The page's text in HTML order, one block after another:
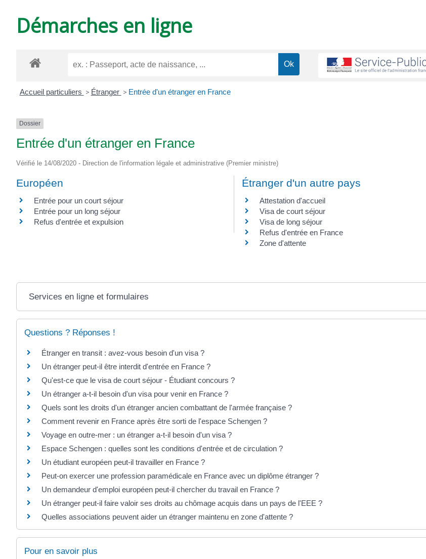
VARZAY
Démarches en ligne
Accueil particuliers > Étranger > Entrée d'un étranger en France
Dossier
Entrée d'un étranger en France
Vérifié le 14/08/2020 - Direction de l'information légale et administrative (Premier ministre)
Européen
Entrée pour un court séjour
Entrée pour un long séjour
Refus d'entrée et expulsion
Étranger d'un autre pays
Attestation d'accueil
Visa de court séjour
Visa de long séjour
Refus d'entrée en France
Zone d'attente
Services en ligne et formulaires
Questions ? Réponses !
Étranger en transit : avez-vous besoin d'un visa ?
Un étranger peut-il être interdit d'entrée en France ?
Qu'est-ce que le visa de court séjour - Étudiant concours ?
Un étranger a-t-il besoin d'un visa pour venir en France ?
Quels sont les droits d'un étranger ancien combattant de l'armée française ?
Comment revenir en France après être sorti de l'espace Schengen ?
Voyage en outre-mer : un étranger a-t-il besoin d'un visa ?
Espace Schengen : quelles sont les conditions d'entrée et de circulation ?
Un étudiant européen peut-il travailler en France ?
Peut-on exercer une profession paramédicale en France avec un diplôme étranger ?
Un demandeur d'emploi européen peut-il chercher du travail en France ?
Un étranger peut-il faire valoir ses droits au chômage acquis dans un pays de l'EEE ?
Quelles associations peuvent aider un étranger maintenu en zone d'attente ?
Pour en savoir plus